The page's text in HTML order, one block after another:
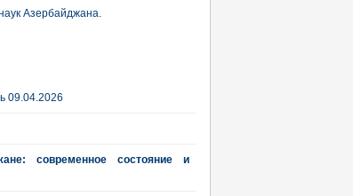
Азербайджана.
09.04.2026
современное состояние и